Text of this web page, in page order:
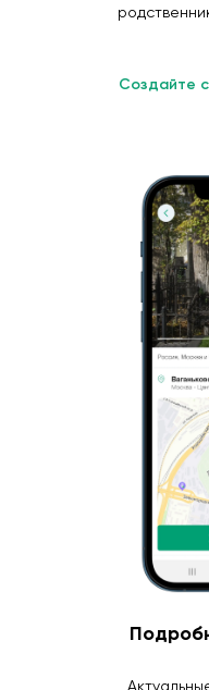
Создайте